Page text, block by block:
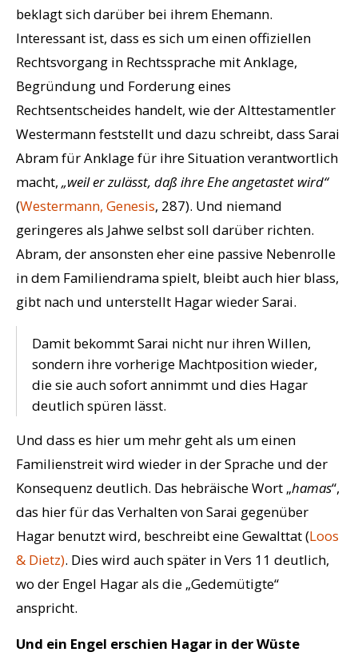
beklagt sich darüber bei ihrem Ehemann.
Interessant ist, dass es sich um einen offiziellen
Rechtsvorgang in Rechtssprache mit Anklage,
Begründung und Forderung eines
Rechtsentscheides handelt, wie der Alttestamentler
Westermann feststellt und dazu schreibt, dass Sarai
Abram für Anklage für ihre Situation verantwortlich
macht, „weil er zulässt, daß ihre Ehe angetastet wird“
(Westermann, Genesis, 287). Und niemand
geringeres als Jahwe selbst soll darüber richten.
Abram, der ansonsten eher eine passive Nebenrolle
in dem Familiendrama spielt, bleibt auch hier blass,
gibt nach und unterstellt Hagar wieder Sarai.
Damit bekommt Sarai nicht nur ihren Willen,
sondern ihre vorherige Machtposition wieder,
die sie auch sofort annimmt und dies Hagar
deutlich spüren lässt.
Und dass es hier um mehr geht als um einen
Familienstreit wird wieder in der Sprache und der
Konsequenz deutlich. Das hebräische Wort „hamas“,
das hier für das Verhalten von Sarai gegenüber
Hagar benutzt wird, beschreibt eine Gewalttat (Loos
& Dietz). Dies wird auch später in Vers 11 deutlich,
wo der Engel Hagar als die „Gedemütigte“
anspricht.
Und ein Engel erschien Hagar in der Wüste